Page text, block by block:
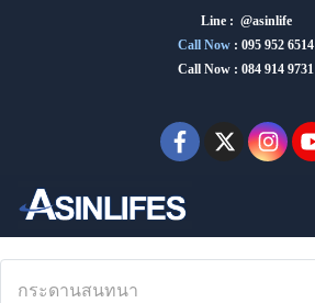
Line : @asinlife
Call Now : 095 952 6514
Call Now : 084 914 9731
กระดานสนทนา